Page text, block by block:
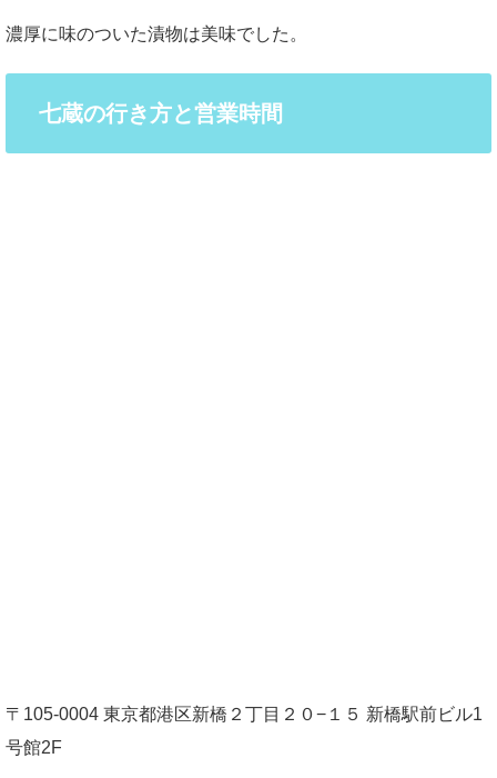
濃厚に味のついた漬物は美味でした。
七蔵の行き方と営業時間
〒105-0004 東京都港区新橋２丁目２０−１５ 新橋駅前ビル1
号館2F